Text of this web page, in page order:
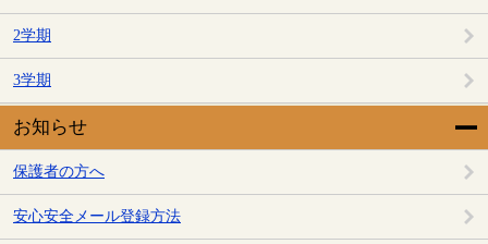
2学期
3学期
お知らせ
保護者の方へ
安心安全メール登録方法